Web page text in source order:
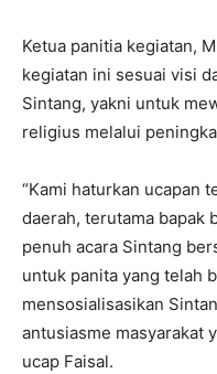
Ketua panitia kegiatan,
kegiatan ini sesuai visi
Sintang, yakni untuk
religius melalui
“Kami haturkan ucapan
daerah, terutama bapak
penuh acara Sintang
untuk panita yang telah
mensosialisasikan
antusiasme masyarakat
ucap Faisal.